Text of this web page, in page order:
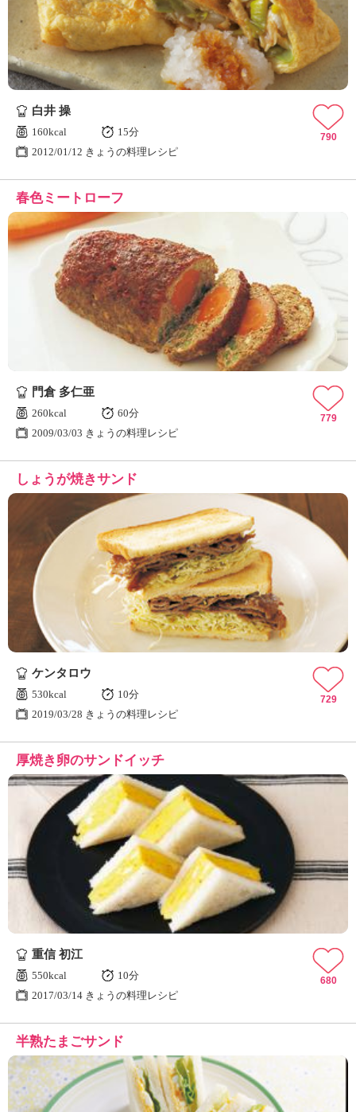
白井 操
160kcal
15分
2012/01/12 きょうの料理レシピ
790
春色ミートローフ
門倉 多仁亜
260kcal
60分
2009/03/03 きょうの料理レシピ
779
しょうが焼きサンド
ケンタロウ
530kcal
10分
2019/03/28 きょうの料理レシピ
729
厚焼き卵のサンドイッチ
重信 初江
550kcal
10分
2017/03/14 きょうの料理レシピ
680
半熟たまごサンド